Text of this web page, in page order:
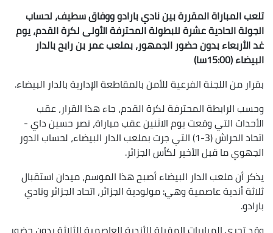
تلعب المباراة المقررة بين نادي بارادو ووفاق سطيف، لحساب
الجولة الحادية عشرة للبطولة المحترفة الأولى لكرة القدم، يوم
غد الأربعاء بدون حضور الجمهور، بملعب عمر بن رابح بالدار
البيضاء (15:00سا)
بقرار من اللجنة الفرعية للأمن بالمقاطعة الإدارية بالدار البيضاء.
وحسب الرابطة المحترفة لكرة القدم، جاء هذا القرار، عقب
الأحداث التي وقعت يوم الاثنين عقب مباراة، نصر حسين داي -
اتحاد الحراش (3-1) التي جرت بملعب الدار البيضاء، لحساب الدور
الجهوي ما قبل الأخير لكأس الجزائر.
يذكر أن ملعب الدار البيضاء أصبح هذا الموسم، ميدان استقبال
ثلاثة أندية عاصمية وهي: مولودية الجزائر، اتحاد الجزائر ونادي
بارادو.